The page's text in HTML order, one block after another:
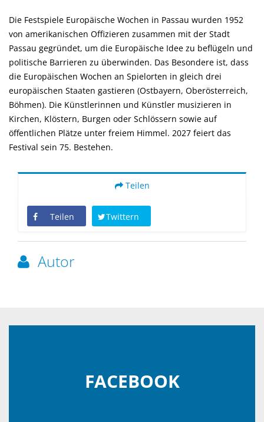
Die Festspiele Europäische Wochen in Passau wurden 1952
von amerikanischen Offizieren zusammen mit der Stadt
Passau gegründet, um die Europäische Idee zu beflügeln und
politische Barrieren zu überwinden. Das Besondere ist, dass
die Europäischen Wochen an Spielorten in gleich drei
europäischen Staaten gastieren (Ostbayern, Oberösterreich,
Böhmen). Die Künstlerinnen und Künstler musizieren in
Kirchen, Klöstern, Burgen oder Schlössern sowie auf
öffentlichen Plätze unter freiem Himmel. 2027 feiert das
Festival sein 75. Bestehen.
Teilen
Teilen Twittern
Autor
FACEBOOK